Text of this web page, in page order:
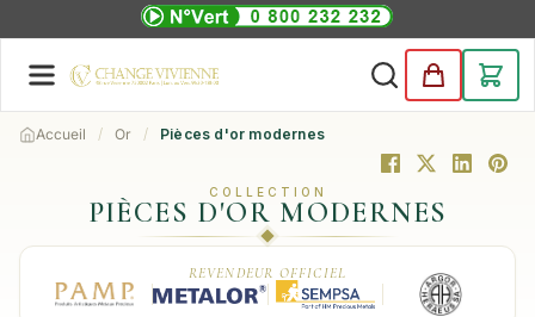
Accueil Or Pièces d'or modernes
COLLECTION
PIÈCES D'OR MODERNES
REVENDEUR OFFICIEL